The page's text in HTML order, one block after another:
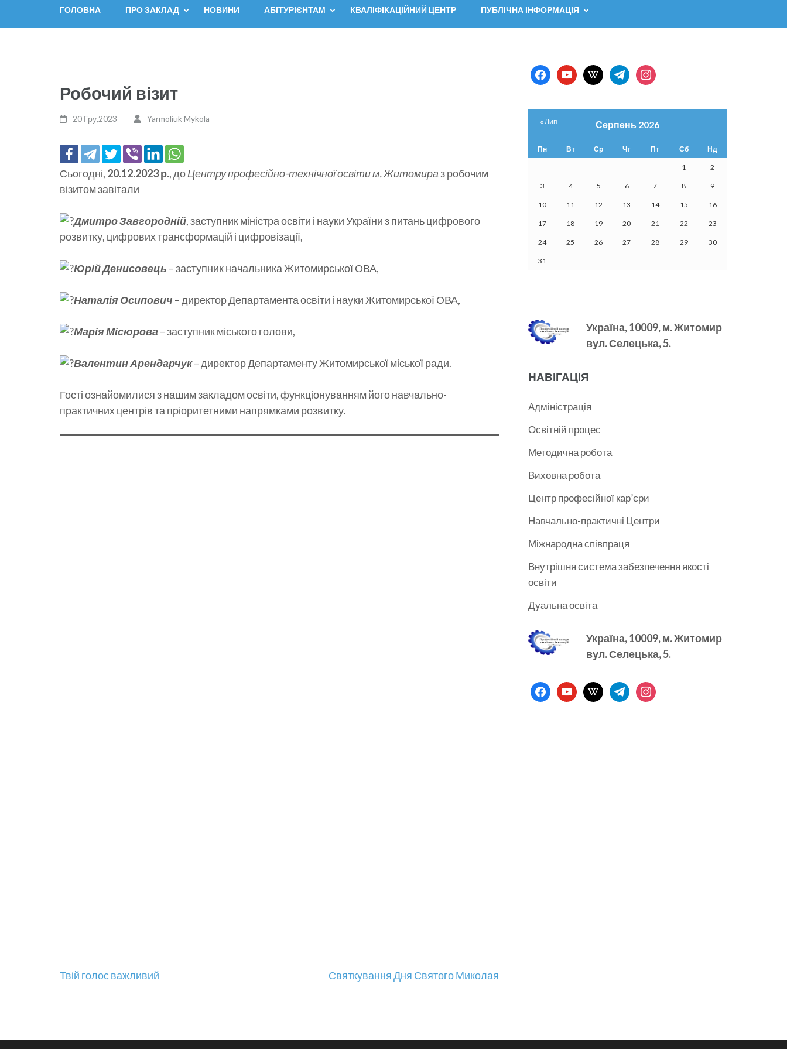
ГОЛОВНА ПРО ЗАКЛАД НОВИНИ АБІТУРІЄНТАМ КВАЛІФІКАЦІЙНИЙ ЦЕНТР ПУБЛІЧНА ІНФОРМАЦІЯ
Робочий візит
20 Гру,2023 Yarmoliuk Mykola
Сьогодні, 20.12.2023 р., доЦентру професійно-технічної освіти м. Житомираз робочим
візитом завітали
Дмитро Завгородній, заступник міністра освіти і науки України з питань цифрового
розвитку, цифрових трансформацій і цифровізації,
Юрій Денисовець – заступник начальника Житомирської ОВА,
Наталія Осипович – директор Департамента освіти і науки Житомирської ОВА,
Марія Місюрова– заступник міського голови,
Валентин Арендарчук– директор Департаменту Житомирської міської ради.
Гості ознайомилися з нашим закладом освіти, функціонуванням його навчально-
практичних центрів та пріоритетними напрямками розвитку.
Навігація
Твій голос важливий Святкування Дня Святого Миколая
facebookyoutubewikipediatelegraminstagram
Серпень 2026
Пн Вт Ср Чт Пт Сб Нд
1 2
3 4 5 6 7 8 9
10 11 12 13 14 15 16
17 18 19 20 21 22 23
24 25 26 27 28 29 30
31
« Лип
Україна, 10009, м.Житомир
вул. Селецька, 5.
НАВІГАЦІЯ
Адміністрація
Освітній процес
Методична робота
Виховна робота
Центр професійної кар’єри
Навчально-практичні Центри
Міжнародна співпраця
Внутрішня система забезпечення якості
освіти
Дуальна освіта
Україна, 10009, м.Житомир
вул. Селецька, 5.
facebookyoutubewikipediatelegraminstagram